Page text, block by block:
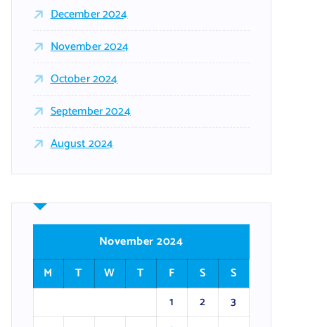
December 2024
November 2024
October 2024
September 2024
August 2024
November 2024
M
T W T F S
S
1
2
3